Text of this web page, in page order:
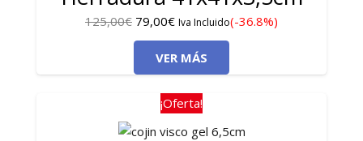
125,00€ El
precio
original
era:
125,00€.
79,00€El
precio
actual
es:
79,00€.
Iva Incluido(-36.8%)
VER MÁS
¡Oferta!